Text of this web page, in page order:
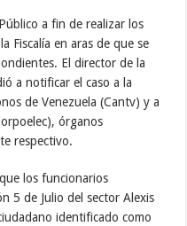
a fin de realizar los
Fiscalía en aras de que se
El director de la
a notificar el caso a la
de Venezuela (Cantv) y a
órganos
respectivo.
los funcionarios
5 de Julio del sector Alexis
identificado como